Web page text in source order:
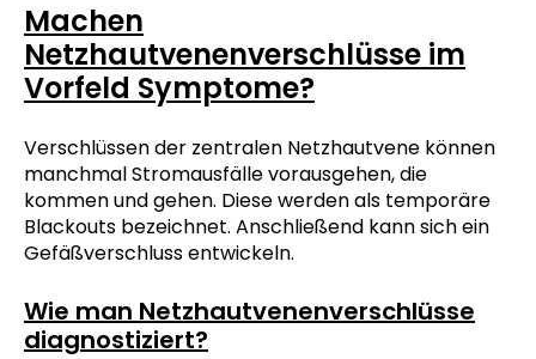
Machen
Netzhautvenenverschlüsse im
Vorfeld Symptome?
Verschlüssen der zentralen Netzhautvene können
manchmal Stromausfälle vorausgehen, die
kommen und gehen. Diese werden als temporäre
Blackouts bezeichnet. Anschließend kann sich ein
Gefäßverschluss entwickeln.
Wie man Netzhautvenenverschlüsse
diagnostiziert?